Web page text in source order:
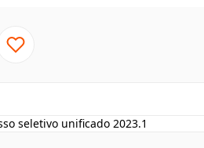
seletivo unificado 2023.1